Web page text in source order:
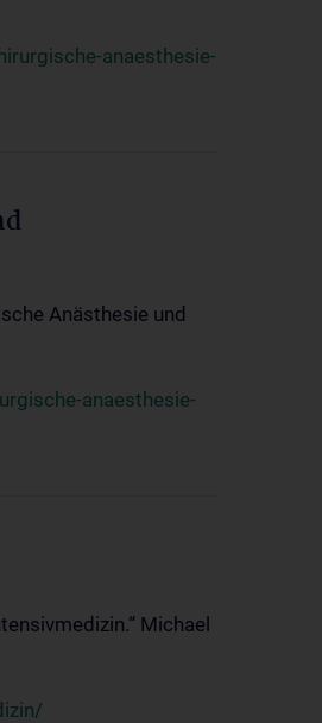
anaesthesie-
Anästhesie und
anaesthesie-
Michael